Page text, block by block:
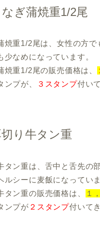
ぎ蒲焼重1/2尾
焼重1/2尾は、女性の方
少なめになっています。
焼重1/2尾の販売価格は、
ンプが、
３スタンプ付い
り牛タン重
タン重は、舌中と舌先の
ルシーに麦飯になってい
タン重の販売価格は、
１
ンプが ２スタンプ付いて